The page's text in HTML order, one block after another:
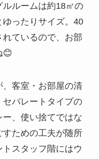
ルームは約18㎡の
ったりサイズ。40
ているので、お部
😊
客室・お部屋の清
パレートタイプの
、使い捨てではな
ための工夫が随所
スタッフ階にはウ